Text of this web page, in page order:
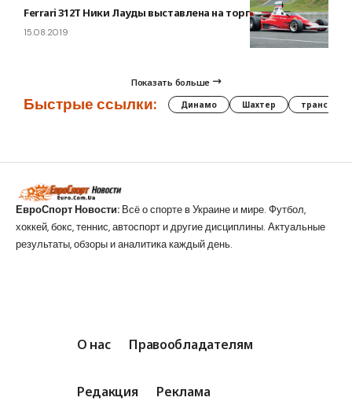
Ferrari 312T Ники Лауды выставлена на торги в США
15.08.2019
Показать больше
Быстрые ссылки: Динамо Шахтер трансферы
ЕвроСпорт Новости: Всё о спорте в Украине и мире. Футбол,
хоккей, бокс, теннис, автоспорт и другие дисциплины. Актуальные
результаты, обзоры и аналитика каждый день.
О нас Правообладателям
Редакция Реклама